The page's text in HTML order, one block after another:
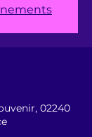
02240